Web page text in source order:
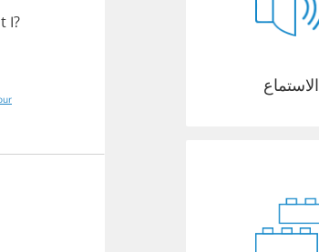
I?
الاستماع